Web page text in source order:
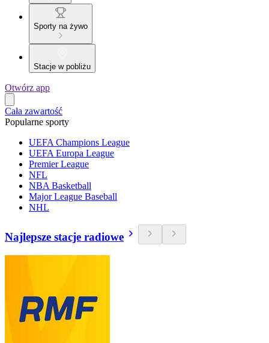
Sporty na żywo
Stacje w pobliżu
Otwórz app
Cała zawartość
Popularne sporty
UEFA Champions League
UEFA Europa League
Premier League
NFL
NBA Basketball
Major League Baseball
NHL
Najlepsze stacje radiowe